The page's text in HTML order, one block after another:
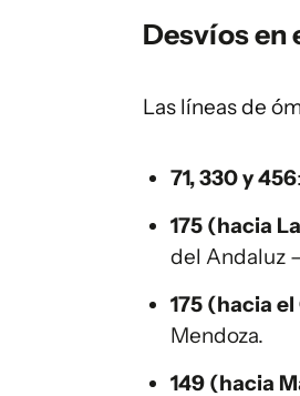
Desvíos
Las líneas de
71, 330 y 456
175 (hacia
del Andaluz
175 (hacia
Mendoza.
149 (hacia